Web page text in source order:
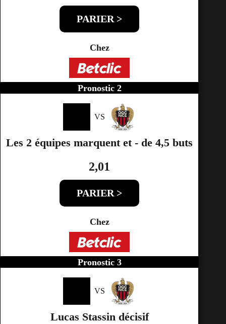
PARIER >
Chez
Pronostic 2
VS
Les 2 équipes marquent et - de 4,5 buts
2,01
PARIER >
Chez
Pronostic 3
VS
Lucas Stassin décisif